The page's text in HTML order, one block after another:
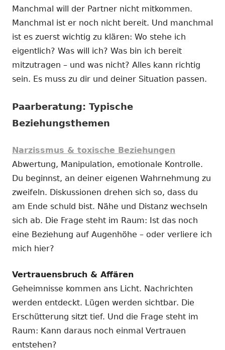
Manchmal will der Partner nicht mitkommen.
Manchmal ist er noch nicht bereit. Und manchmal
ist es zuerst wichtig zu klären: Wo stehe ich
eigentlich? Was will ich? Was bin ich bereit
mitzutragen – und was nicht? Alles kann richtig
sein. Es muss zu dir und deiner Situation passen.
Paarberatung: Typische
Beziehungsthemen
Narzissmus & toxische Beziehungen
Abwertung, Manipulation, emotionale Kontrolle.
Du beginnst, an deiner eigenen Wahrnehmung zu
zweifeln. Diskussionen drehen sich so, dass du
am Ende schuld bist. Nähe und Distanz wechseln
sich ab. Die Frage steht im Raum: Ist das noch
eine Beziehung auf Augenhöhe – oder verliere ich
mich hier?
Vertrauensbruch & Affären
Geheimnisse kommen ans Licht. Nachrichten
werden entdeckt. Lügen werden sichtbar. Die
Erschütterung sitzt tief. Und die Frage steht im
Raum: Kann daraus noch einmal Vertrauen
entstehen?